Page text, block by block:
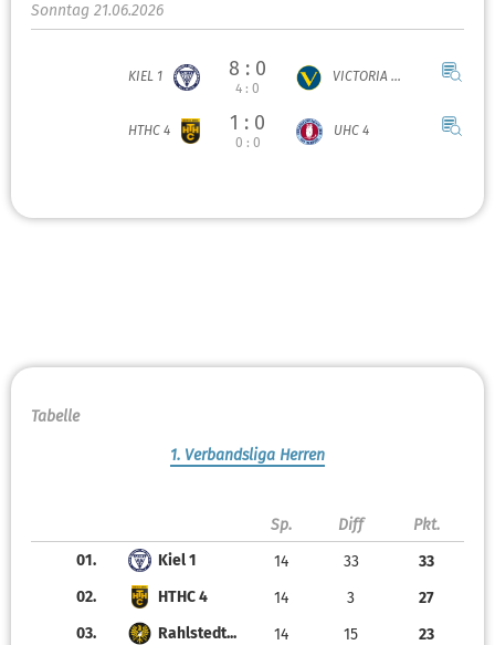
Sonntag 21.06.2026
KIEL 1 8 : 0
4 : 0
VICTORIA ...
HTHC 4 1 : 0
0 : 0
UHC 4
Tabelle
1. Verbandsliga Herren
Sp. Diff
Pkt.
01.
Kiel 1 14 33
33
02.
HTHC 4 14 3
27
03.
Rahlstedt... 14 15
23